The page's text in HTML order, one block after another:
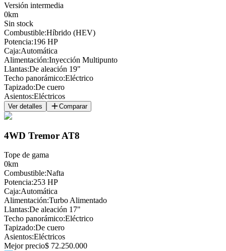
Versión intermedia
0km
Sin stock
Combustible:Híbrido (HEV)
Potencia:196 HP
Caja:Automática
Alimentación:Inyección Multipunto
Llantas:De aleación 19"
Techo panorámico:Eléctrico
Tapizado:De cuero
Asientos:Eléctricos
Ver detalles Comparar
4WD Tremor AT8
Tope de gama
0km
Combustible:Nafta
Potencia:253 HP
Caja:Automática
Alimentación:Turbo Alimentado
Llantas:De aleación 17"
Techo panorámico:Eléctrico
Tapizado:De cuero
Asientos:Eléctricos
Mejor precio$ 72.250.000